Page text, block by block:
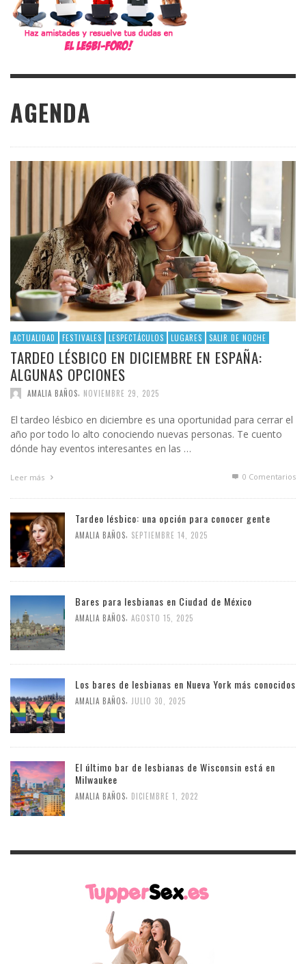
AGENDA
ACTUALIDAD FESTIVALES LESPECTÁCULOS LUGARES SALIR DE NOCHE
TARDEO LÉSBICO EN DICIEMBRE EN ESPAÑA:
ALGUNAS OPCIONES
AMALIA BAÑOS NOVIEMBRE 29, 2025
El tardeo lésbico en diciembre es una oportunidad para cerrar el
año por todo lo alto conociendo nuevas personas. Te cuento
dónde hay eventos interesantes en las …
Leer más 0 Comentarios
Tardeo lésbico: una opción para conocer gente
AMALIA BAÑOS SEPTIEMBRE 14, 2025
Bares para lesbianas en Ciudad de México
AMALIA BAÑOS AGOSTO 15, 2025
Los bares de lesbianas en Nueva York más conocidos
AMALIA BAÑOS JULIO 30, 2025
El último bar de lesbianas de Wisconsin está en
Milwaukee
AMALIA BAÑOS DICIEMBRE 1, 2022